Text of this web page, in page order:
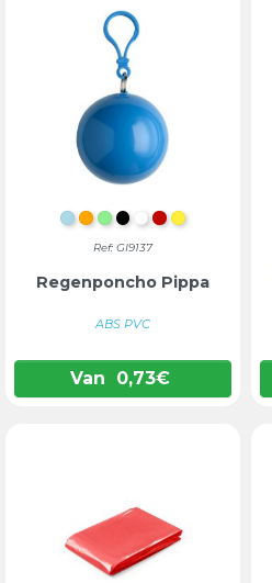
LICHTBLAUW
ORANJE
LICHTGROEN
ZWART
WITROOD
GEEL
Ref: GI9137
Regenponcho Pippa
ABS PVC
Van 0,73€